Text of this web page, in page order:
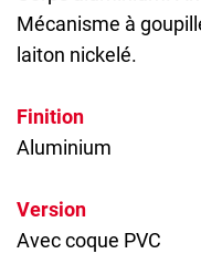
Mécanisme à
laiton nickelé.
Finition
Aluminium
Version
Avec coque PVC